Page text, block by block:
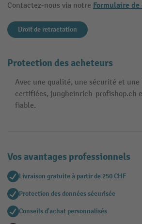
Contactez-nous via notre Formulaire
Droit de retractation
Protection des acheteurs
Avec une qualité, une sécurité et une
certifiées, jungheinrich-profishop.ch
fiable.
Vos avantages professionnels
Livraison gratuite à partir de 250 CHF
Protection des données sécurisée
Conseils d'achat personnalisés